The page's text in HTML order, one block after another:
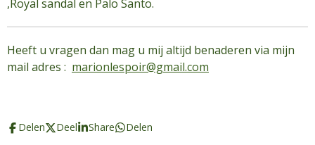
,Royal sandal en Palo Santo.
Heeft u vragen dan mag u mij altijd benaderen via mijn
mail adres : marionlespoir@gmail.com
Delen Deel Share Delen